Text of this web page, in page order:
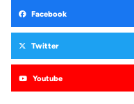
Facebook
Twitter
Youtube